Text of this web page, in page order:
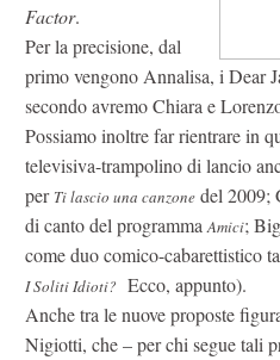
Factor.
Per la precisione, dal
primo vengono Annalisa, i Dear
secondo avremo Chiara e
Possiamo inoltre far rientrare in
televisiva-trampolino di lancio
per Ti lascio una canzone del 2009;
di canto del programma Amici;
come duo comico-cabarettistico
I Soliti Idioti? Ecco, appunto).
Anche tra le nuove proposte
Nigiotti, che – per chi segue tali